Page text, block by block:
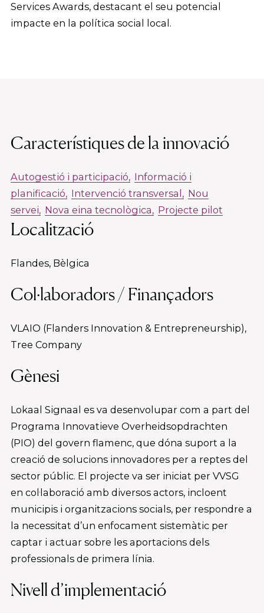
Services Awards, destacant el seu potencial
impacte en la política social local.
Característiques de la innovació
Autogestió i participació Informació i
planificació Intervenció transversal
Nou
servei Nova eina tecnològica Projecte pilot
Localització
Flandes, Bèlgica
Col·laboradors / Finançadors
VLAIO (Flanders Innovation & Entrepreneurship),
Tree Company
Gènesi
Lokaal Signaal es va desenvolupar com a part del
Programa Innovatieve Overheidsopdrachten
(PIO) del govern flamenc, que dóna suport a la
creació de solucions innovadores per a reptes del
sector públic. El projecte va ser iniciat per VVSG
en col·laboració amb diversos actors, incloent
municipis i organitzacions socials, per respondre a
la necessitat d’un enfocament sistemàtic per
captar i actuar sobre les aportacions dels
professionals de primera línia.
Nivell d’implementació